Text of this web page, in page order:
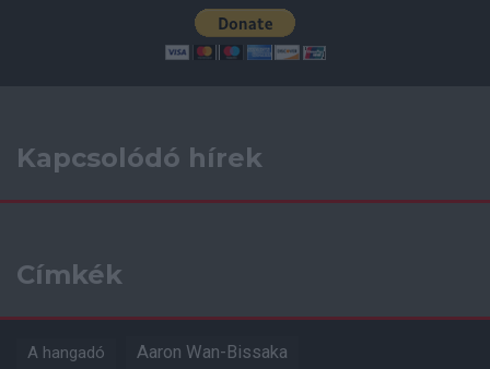
Kapcsolódó hírek
Címkék
A hangadó Aaron Wan-Bissaka